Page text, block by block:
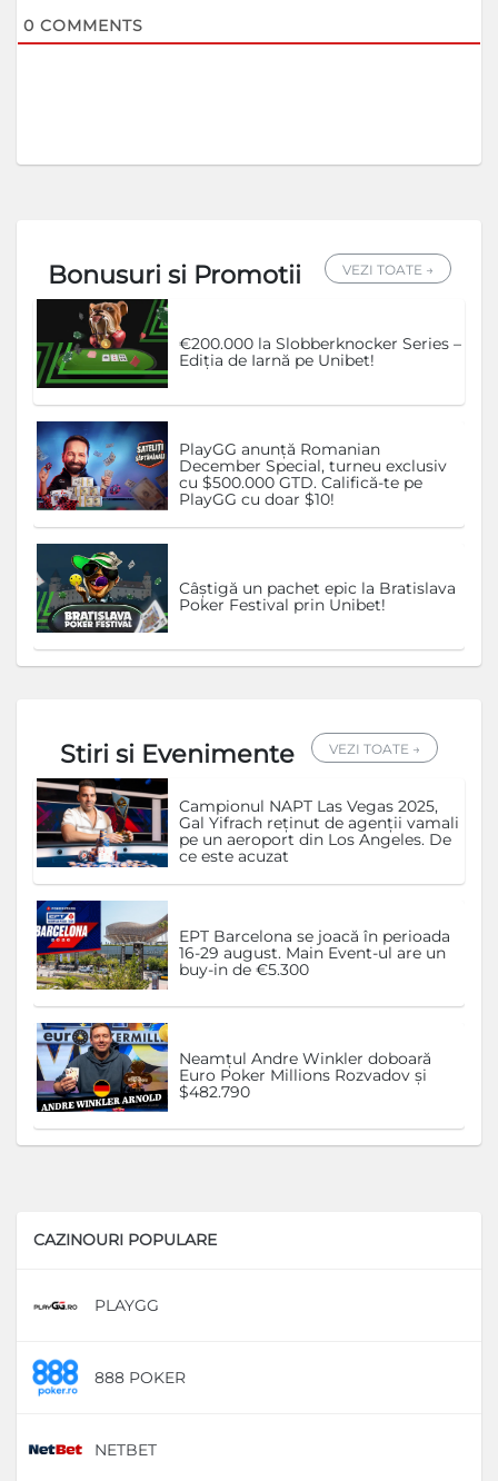
0 COMMENTS
Bonusuri si Promotii VEZI TOATE →
€200.000 la Slobberknocker Series –
Ediția de Iarnă pe Unibet!
PlayGG anunță Romanian
December Special, turneu exclusiv
cu $500.000 GTD. Califică-te pe
PlayGG cu doar $10!
Câștigă un pachet epic la Bratislava
Poker Festival prin Unibet!
Stiri si Evenimente VEZI TOATE →
Campionul NAPT Las Vegas 2025,
Gal Yifrach reținut de agenții vamali
pe un aeroport din Los Angeles. De
ce este acuzat
EPT Barcelona se joacă în perioada
16-29 august. Main Event-ul are un
buy-in de €5.300
Neamțul Andre Winkler doboară
Euro Poker Millions Rozvadov și
$482.790
CAZINOURI POPULARE
PLAYGG
888 POKER
NETBET